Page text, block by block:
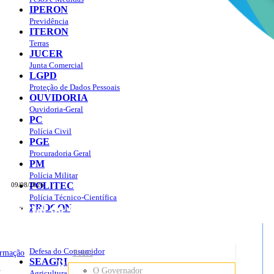
09/08/2026
Portal do Governo do
Rondônia
Sobre
O Governador
IPERON
Previdência
ITERON
Terras
JUCER
Junta Comercial
LGPD
Proteção de Dados Pessoais
OUVIDORIA
Ouvidoria-Geral
PC
Polícia Civil
PGE
Procuradoria Geral
PM
Polícia Militar
POLITEC
Polícia Técnico-Científica
PROCON
Defesa do Consumidor
SEAGRI